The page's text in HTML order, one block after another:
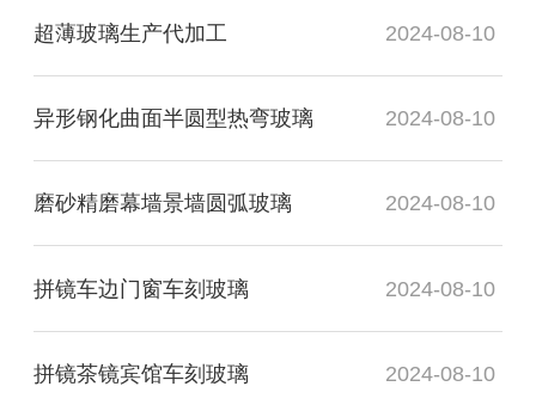
超薄玻璃生产代加工 2024-08-10
异形钢化曲面半圆型热弯玻璃 2024-08-10
磨砂精磨幕墙景墙圆弧玻璃 2024-08-10
拼镜车边门窗车刻玻璃 2024-08-10
拼镜茶镜宾馆车刻玻璃 2024-08-10